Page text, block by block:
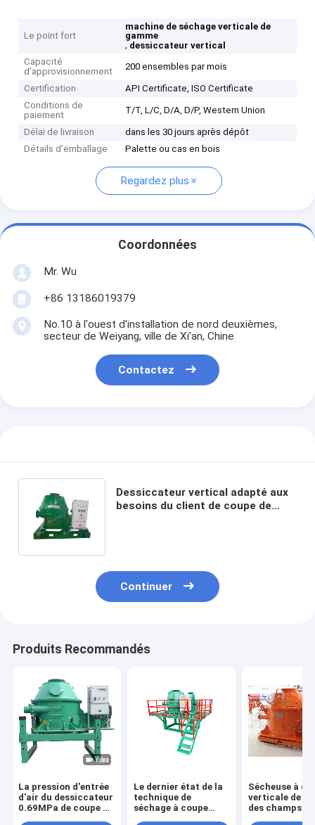
Le point fort
machine de séchage verticale de
gamme
, dessiccateur vertical
Capacité
d'approvisionnement
200 ensembles par mois
Certification
API Certificate, ISO Certificate
Conditions de
paiement
T/T, L/C, D/A, D/P, Western Union
Délai de livraison
dans les 30 jours après dépôt
Détails d'emballage
Palette ou cas en bois
Regardez plus
Coordonnées
Mr. Wu
+86 13186019379
No.10 à l'ouest d'installation de nord deuxièmes,
secteur de Weiyang, ville de Xi'an, Chine
Contactez
Dessiccateur vertical adapté aux
besoins du client de coupe de
Continuer
Produits Recommandés
La pression d'entrée
d'air du dessiccateur
0.69MPa de coupe de
Le dernier état de la
technique de
séchage à coupe
Sécheuse à
verticale de
des champs